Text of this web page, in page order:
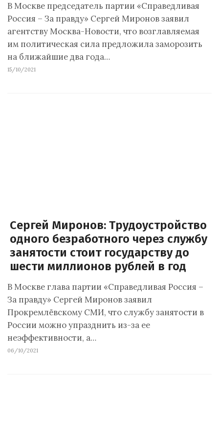
В Москве председатель партии «Справедливая
Россия – За правду» Сергей Миронов заявил
агентству Москва-Новости, что возглавляемая
им политическая сила предложила заморозить
на ближайшие два года…
15/10/2021
Сергей Миронов: Трудоустройство
одного безработного через службу
занятости стоит государству до
шести миллионов рублей в год
В Москве глава партии «Справедливая Россия –
За правду» Сергей Миронов заявил
Прокремлёвскому СМИ, что службу занятости в
России можно упразднить из-за ее
неэффективности, а…
06/10/2021